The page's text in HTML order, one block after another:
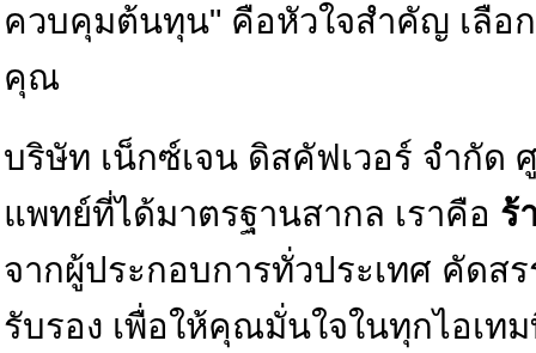
ควบคุมต้นทุน" คือหัวใจสำคัญ เลือ
คุณ
บริษัท เน็กซ์เจน ดิสคัฟเวอร์ จำกั
แพทย์ที่ได้มาตรฐานสากล เราคือ ร้
จากผู้ประกอบการทั่วประเทศ คัด
รับรอง เพื่อให้คุณมั่นใจในทุกไอเท